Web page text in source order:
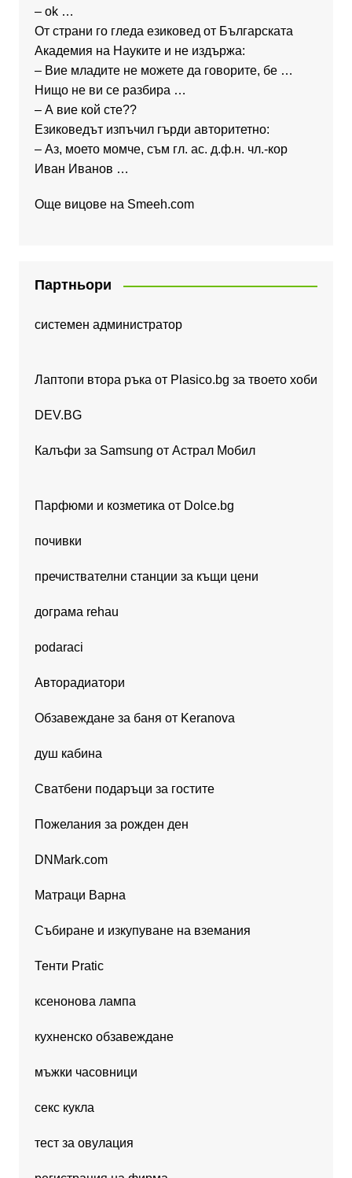
– ok …
От страни го гледа езиковед от Българската
Академия на Науките и не издържа:
– Вие младите не можете да говорите, бе …
Нищо не ви се разбира …
– А вие кой сте??
Езиковедът изпъчил гърди авторитетно:
– Аз, моето момче, съм гл. ас. д.ф.н. чл.-кор
Иван Иванов …
Още вицове на Smeeh.com
Партньори
системен администратор
Лаптопи втора ръка от Plasico.bg за твоето хоби
DEV.BG
Калъфи за Samsung от Астрал Мобил
Парфюми и козметика от Dolce.bg
почивки
пречиствателни станции за къщи цени
дограма rehau
podaraci
Авторадиатори
Обзавеждане за баня от Keranova
душ кабина
Сватбени подаръци за гостите
Пожелания за рожден ден
DNMark.com
Матраци Варна
Събиране и изкупуване на вземания
Тенти Pratic
ксенонова лампа
кухненско обзавеждане
мъжки часовници
секс кукла
тест за овулация